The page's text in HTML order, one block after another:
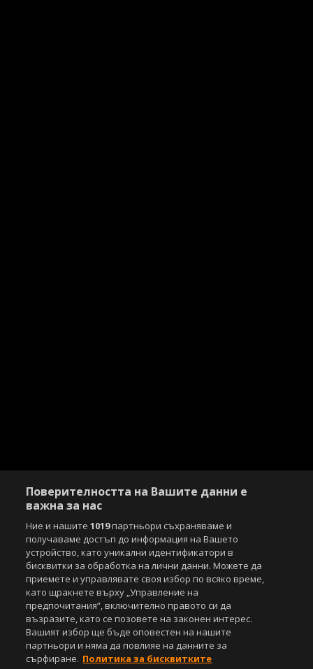
Поверителността на Вашите данни е
важна за нас
Ние и нашите1019партньори съхраняваме и
получаваме достъп до информация на Вашето
устройство, като уникални идентификатори в
бисквитки за обработка на лични данни. Можете да
приемете и управлявате своя избор по всяко време,
като щракнете върху „Управление на
предпочитания“, включително правото си да
възразите, като се позовете на законен интерес.
Вашият избор ще бъде оповестен на нашите
партньори и няма да повлияе на данните за
сърфиране. Политика за бисквитките